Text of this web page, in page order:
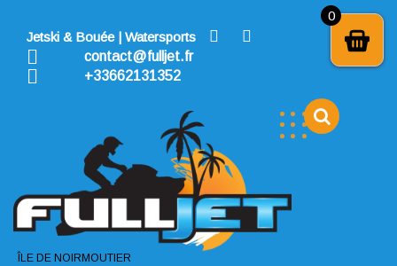
contentJetski & Bouée | Watersports
contact@fulljet.fr
+33662131352
ÎLE DE NOIRMOUTIER
0